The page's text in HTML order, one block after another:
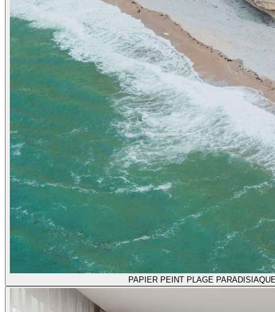
PAPIER PEINT PLAGE